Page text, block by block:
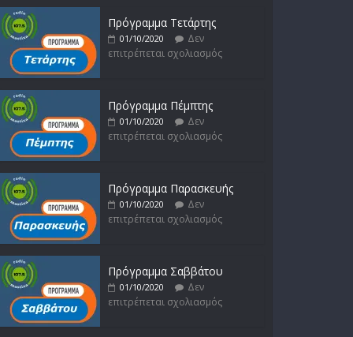
Πρόγραμμα Τετάρτης
01/10/2020
Δεν
επιτρέπεται σχολιασμός
Πρόγραμμα Πέμπτης
01/10/2020
Δεν
επιτρέπεται σχολιασμός
Πρόγραμμα Παρασκευής
01/10/2020
Δεν
επιτρέπεται σχολιασμός
Πρόγραμμα Σαββάτου
01/10/2020
Δεν
επιτρέπεται σχολιασμός